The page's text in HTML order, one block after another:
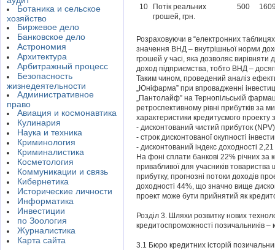
Ботаника и сельское
хозяйство
Биржевое дело
Банковское дело
Астрономия
Архитектура
Арбитражный процесс
Безопасность
жизнедеятельности
Административное
право
Авиация и космонавтика
Кулинария
Наука и техника
Криминология
Криминалистика
Косметология
Коммуникации и связь
Кибернетика
Исторические личности
Информатика
Инвестиции
по Зоология
Журналистика
Карта сайта
10
Потік реальних
грошей, грн.
500
Розраховуючи в “електронних
значення ВНД – внутрішньої норми
грошей у часі, яка дозволяє вирівняти
доход підприємства, тобто ВНД –
Таким чином, проведений аналіз
„Юніфарма” при впровадженні
„Пантолайф” на Тернопільській
ретроспективному рівні прибутків за
характеристики кредитуємого проекту
- дисконтований чистий прибуток
- строк дисконтованої окупності
- дисконтований індекс доходності
На фоні сплати банкові 22% річних за
привабливої для учасників товариства
прибутку, прогнозні потоки доходів
доходності 44%, що значно вище
проект може бути прийнятий як
Розділ 3. Шляхи розвитку нових
кредитоспроможності позичальників –
3.1 Бюро кредитних історій